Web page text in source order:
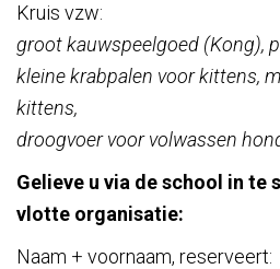
Kruis vzw:
groot kauwspeelgoed (Kong),
kleine krabpalen voor kittens,
kittens,
droogvoer voor volwassen
Gelieve u via de school in te
vlotte organisatie:
Naam + voornaam, reserveert: